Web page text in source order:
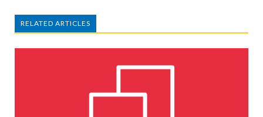
RELATED ARTICLES